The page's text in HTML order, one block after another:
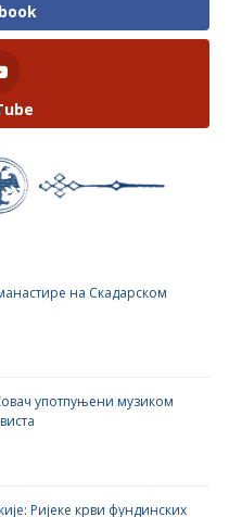
на Скадарском
употпуњени музиком
Ријеке крви фундинских